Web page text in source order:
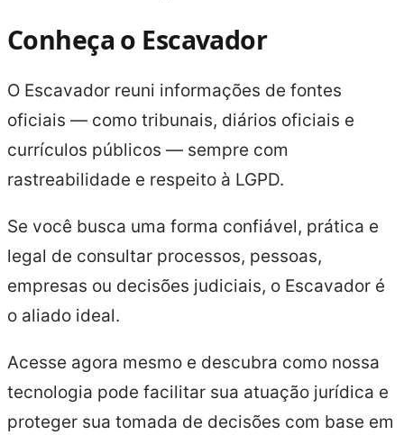
Conheça o Escavador
O Escavador reuni informações de fontes
oficiais — como tribunais, diários oficiais e
currículos públicos — sempre com
rastreabilidade e respeito à LGPD.
Se você busca uma forma confiável, prática e
legal de consultar processos, pessoas,
empresas ou decisões judiciais, o Escavador é
o aliado ideal.
Acesse agora mesmo e descubra como nossa
tecnologia pode facilitar sua atuação jurídica e
proteger sua tomada de decisões com base em